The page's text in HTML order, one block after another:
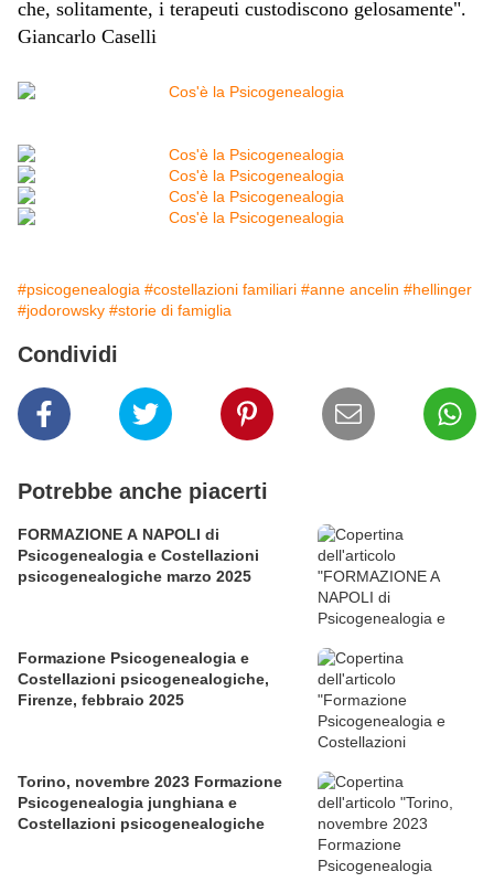
che, solitamente, i terapeuti custodiscono gelosamente".
Giancarlo Caselli
#psicogenealogia #costellazioni familiari #anne ancelin #hellinger
#jodorowsky #storie di famiglia
Condividi
Potrebbe anche piacerti
FORMAZIONE A NAPOLI di
Psicogenealogia e Costellazioni
psicogenealogiche marzo 2025
Formazione Psicogenealogia e
Costellazioni psicogenealogiche,
Firenze, febbraio 2025
Torino, novembre 2023 Formazione
Psicogenealogia junghiana e
Costellazioni psicogenealogiche